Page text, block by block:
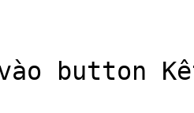
button